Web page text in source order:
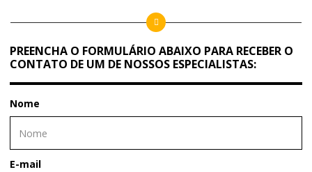
PREENCHA O FORMULÁRIO ABAIXO PARA RECEBER O
CONTATO DE UM DE NOSSOS ESPECIALISTAS:
Nome
E-mail